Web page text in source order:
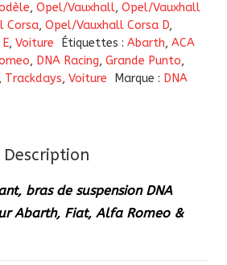
, Opel/Vauxhall, Opel/Vauxhall
Corsa, Opel/Vauxhall Corsa D,
, Voiture Étiquettes : Abarth, ACA
, DNA Racing, Grande Punto,
, Trackdays, Voiture Marque : DNA
Description
bras de suspension DNA
Abarth, Fiat, Alfa Romeo &